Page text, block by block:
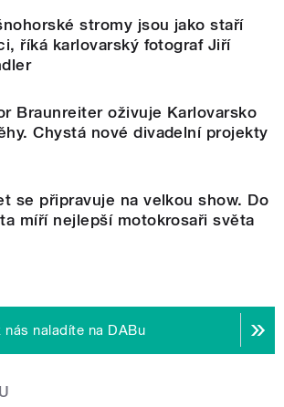
stromy jsou jako staří
říká karlovarský fotograf Jiří
Braunreiter oživuje Karlovarsko
Chystá nové divadelní projekty
se připravuje na velkou show. Do
míří nejlepší motokrosaři světa
nás naladíte na DABu